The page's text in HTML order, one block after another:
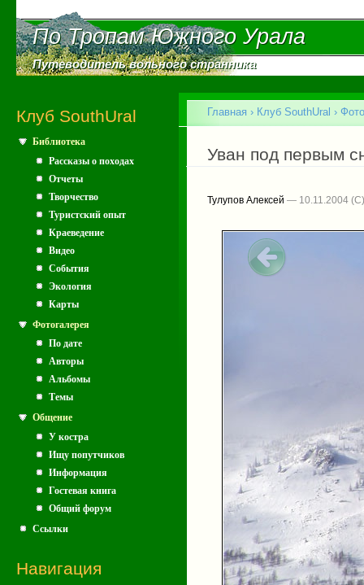
По Тропам Южного Урала
По Тропам Южного Урала
Путеводитель вольного странника
Путеводитель вольного странника
Клуб SouthUral
Библиотека
Рассказы о походах
Отчеты
Творчество
Туристский опыт
Краеведение
Видео
События
Экология
Карты
Фотогалерея
По дате
Авторы
Альбомы
Темы
Общение
У костра
Ищу попутчиков
Информация
Гостевая книга
Общий форум
Ссылки
Навигация
Вы здесь
Главная › Клуб SouthUral ›
Уван под первым
Тулупов Алексей — 10.11.2004